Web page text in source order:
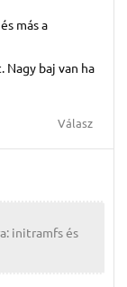
más a
baj van ha
Válasz
initramfs és